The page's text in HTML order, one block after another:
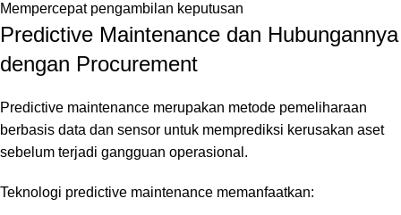
Mempercepat pengambilan keputusan
Predictive Maintenance dan Hubungannya
dengan Procurement
Predictive maintenance merupakan metode pemeliharaan
berbasis data dan sensor untuk memprediksi kerusakan aset
sebelum terjadi gangguan operasional.
Teknologi predictive maintenance memanfaatkan: